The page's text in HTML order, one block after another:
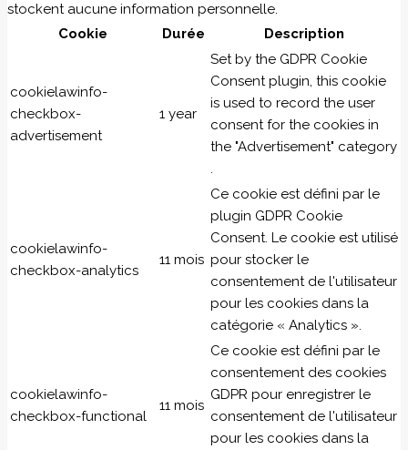
stockent aucune information personnelle.
Cookie
Durée Description
cookielawinfo-
checkbox-
advertisement
1 year
Set by the GDPR Cookie
Consent plugin, this cookie
is used to record the user
consent for the cookies in
the "Advertisement" category
.
cookielawinfo-
checkbox-analytics
11 mois
Ce cookie est défini par le
plugin GDPR Cookie
Consent. Le cookie est utilisé
pour stocker le
consentement de l'utilisateur
pour les cookies dans la
catégorie « Analytics ».
cookielawinfo-
checkbox-functional
11 mois
Ce cookie est défini par le
consentement des cookies
GDPR pour enregistrer le
consentement de l'utilisateur
pour les cookies dans la